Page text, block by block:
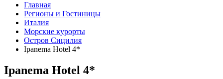
Главная
Регионы и Гостиницы
Италия
Морские курорты
Остров Сицилия
Ipanema Hotel 4*
Ipanema Hotel 4*